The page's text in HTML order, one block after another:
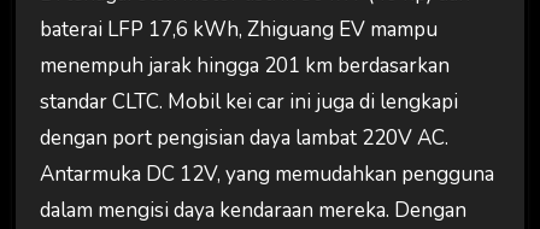
baterai LFP 17,6 kWh, Zhiguang EV mampu
menempuh jarak hingga 201 km berdasarkan
standar CLTC. Mobil kei car ini juga di lengkapi
dengan port pengisian daya lambat 220V AC.
Antarmuka DC 12V, yang memudahkan pengguna
dalam mengisi daya kendaraan mereka. Dengan